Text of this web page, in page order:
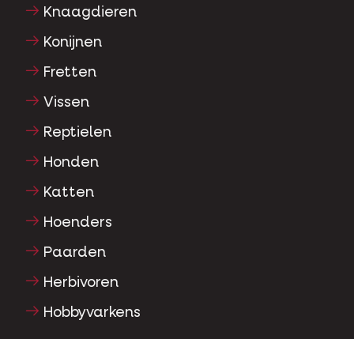
Knaagdieren
Konijnen
Fretten
Vissen
Reptielen
Honden
Katten
Hoenders
Paarden
Herbivoren
Hobbyvarkens